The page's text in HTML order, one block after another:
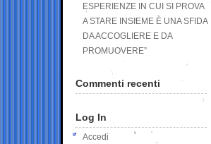
ESPERIENZE IN CUI SI PROVA
A STARE INSIEME È UNA SFIDA
DA ACCOGLIERE E DA
PROMUOVERE”
Commenti recenti
Log In
Accedi